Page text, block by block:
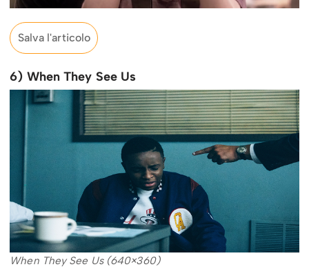
Salva l'articolo
6) When They See Us
When They See Us (640×360)